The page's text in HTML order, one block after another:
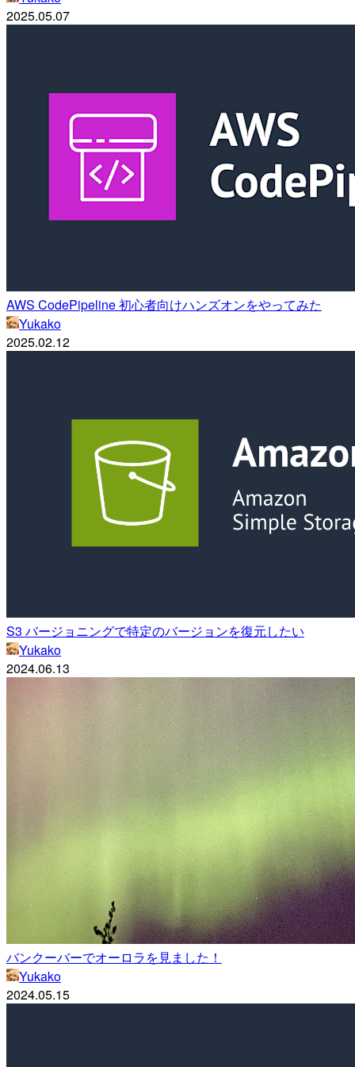
2025.05.07
AWS CodePipeline 初心者向けハンズオンをやってみた
Yukako
2025.02.12
S3 バージョニングで特定のバージョンを復元したい
Yukako
2024.06.13
バンクーバーでオーロラを見ました！
Yukako
2024.05.15